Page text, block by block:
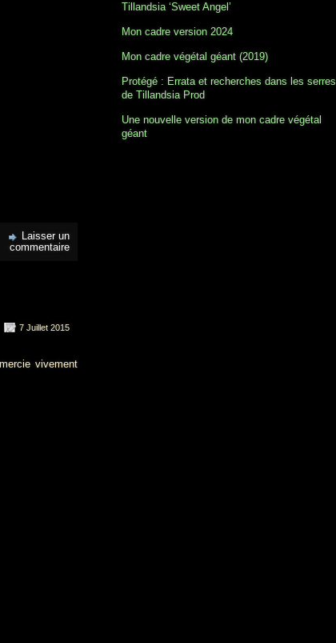
Laisser un
commentaire
7 Juillet 2015
vivement
Tillandsia ‘Sweet Angel’
Mon cadre version 2024
Mon cadre végétal géant (2019)
Protégé : Errata et recherches dans les serres
de Tillandsia Prod
Une nouvelle version de mon cadre végétal
géant